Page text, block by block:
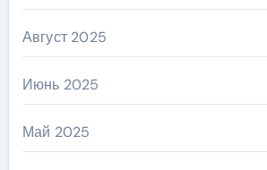
Август 2025
Июнь 2025
Май 2025